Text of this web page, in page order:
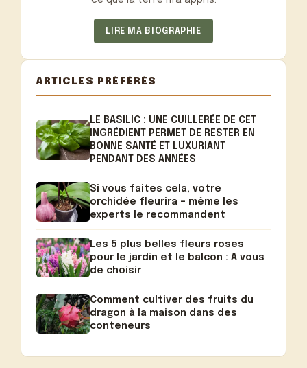
LIRE MA BIOGRAPHIE
ARTICLES PRÉFÉRÉS
LE BASILIC : UNE CUILLERÉE DE CET
INGRÉDIENT PERMET DE RESTER EN
BONNE SANTÉ ET LUXURIANT
PENDANT DES ANNÉES
Si vous faites cela, votre
orchidée fleurira – même les
experts le recommandent
Les 5 plus belles fleurs roses
pour le jardin et le balcon : A vous
de choisir
Comment cultiver des fruits du
dragon à la maison dans des
conteneurs